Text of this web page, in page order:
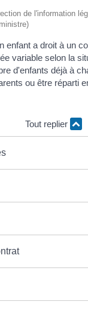
de l'information
enfant a droit à un
variable selon la
d'enfants déjà à
ou être réparti
Tout replier